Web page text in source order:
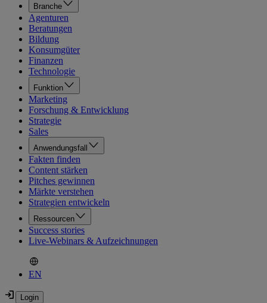
Branche
Agenturen
Beratungen
Bildung
Konsumgüter
Finanzen
Technologie
Funktion
Marketing
Forschung & Entwicklung
Strategie
Sales
Anwendungsfall
Fakten finden
Content stärken
Pitches gewinnen
Märkte verstehen
Strategien entwickeln
Ressourcen
Success stories
Live-Webinars & Aufzeichnungen
EN